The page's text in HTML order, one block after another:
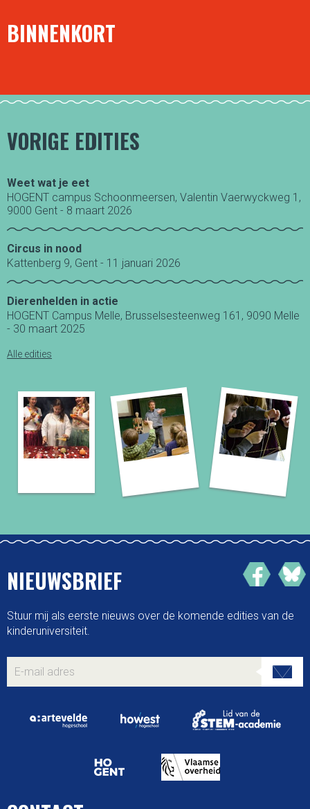
BINNENKORT
VORIGE EDITIES
Weet wat je eet
HOGENT campus Schoonmeersen, Valentin Vaerwyckweg 1,
9000 Gent - 8 maart 2026
Circus in nood
Kattenberg 9, Gent - 11 januari 2026
Dierenhelden in actie
HOGENT Campus Melle, Brusselsesteenweg 161, 9090 Melle
- 30 maart 2025
Alle edities
NIEUWSBRIEF
Stuur mij als eerste nieuws over de komende edities van de
kinderuniversiteit.